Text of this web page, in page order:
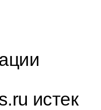
истек